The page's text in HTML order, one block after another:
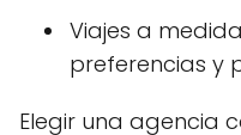
Viajes a
preferencias y
Elegir una agencia